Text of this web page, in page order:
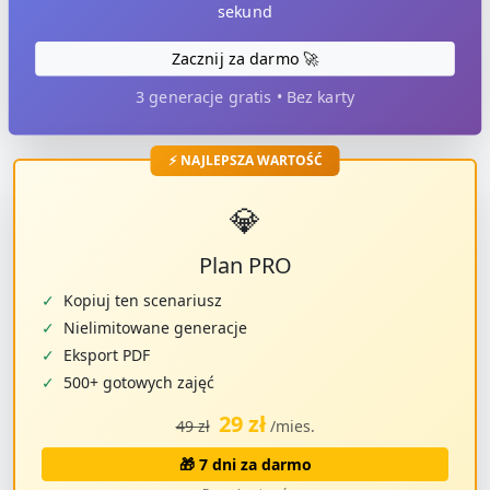
sekund
Zacznij za darmo 🚀
3 generacje gratis • Bez karty
⚡ NAJLEPSZA WARTOŚĆ
💎
Plan PRO
✓ Kopiuj ten scenariusz
✓ Nielimitowane generacje
✓ Eksport PDF
✓ 500+ gotowych zajęć
49 zł 29 zł /mies.
🎁 7 dni za darmo